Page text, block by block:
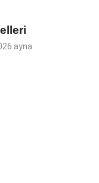
ayna